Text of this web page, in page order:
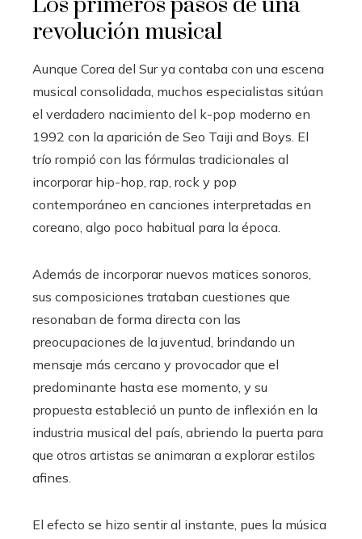
revolución musical
Aunque Corea del Sur ya contaba con una escena
musical consolidada, muchos especialistas sitúan
el verdadero nacimiento del k-pop moderno en
1992 con la aparición de Seo Taiji and Boys. El
trío rompió con las fórmulas tradicionales al
incorporar hip-hop, rap, rock y pop
contemporáneo en canciones interpretadas en
coreano, algo poco habitual para la época.
Además de incorporar nuevos matices sonoros,
sus composiciones trataban cuestiones que
resonaban de forma directa con las
preocupaciones de la juventud, brindando un
mensaje más cercano y provocador que el
predominante hasta ese momento, y su
propuesta estableció un punto de inflexión en la
industria musical del país, abriendo la puerta para
que otros artistas se animaran a explorar estilos
afines.
El efecto se hizo sentir al instante, pues la música